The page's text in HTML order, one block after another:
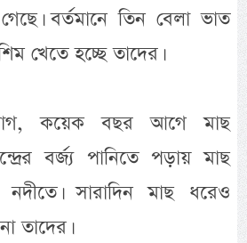
বর্তমানে তিন বেলা ভাত
খেতে হচ্ছে তাদের।
কয়েক বছর আগে মাছ
বর্জ্য পানিতে পড়ায় মাছ
সারাদিন মাছ ধরেও
তাদের।